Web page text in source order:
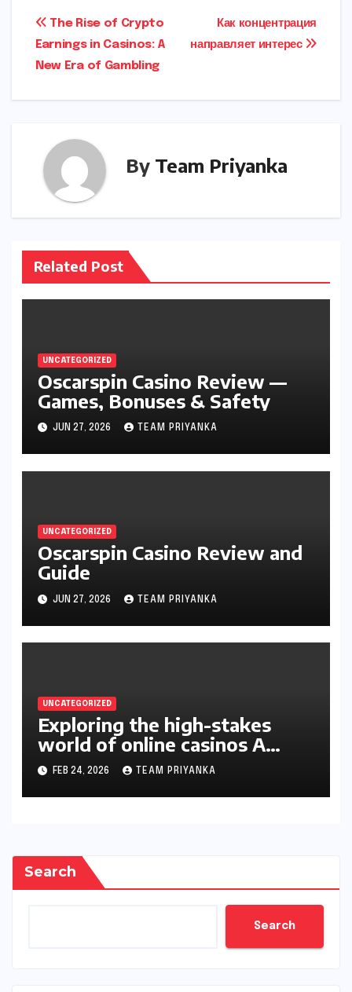
o
o
d
o
p
p
r
m r
e
Post
navigation
Как концентрация
направляет интерес
The Rise of Crypto
Earnings in Casinos: A
New Era of Gambling
By Team Priyanka
Related Post
UNCATEGORIZED
Oscarspin Casino Review —
Games, Bonuses & Safety
JUN 27, 2026 TEAM PRIYANKA
UNCATEGORIZED
Oscarspin Casino Review and
Guide
JUN 27, 2026 TEAM PRIYANKA
UNCATEGORIZED
Exploring the high-stakes
world of online casinos A
gambler’s guide
FEB 24, 2026 TEAM PRIYANKA
Search
Search